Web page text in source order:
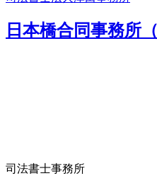
日本橋合同事務所
司法書士事務所